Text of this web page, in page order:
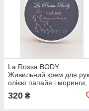
La Rossa BODY
Живильний крем для
олією папайя і моринги,
225 мл
320 ₴